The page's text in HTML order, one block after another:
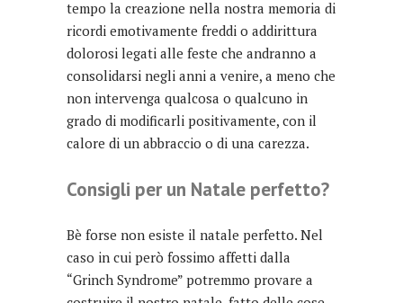
tempo la creazione nella nostra memoria di
ricordi emotivamente freddi o addirittura
dolorosi legati alle feste che andranno a
consolidarsi negli anni a venire, a meno che
non intervenga qualcosa o qualcuno in
grado di modificarli positivamente, con il
calore di un abbraccio o di una carezza.
Consigli per un Natale perfetto?
Bè forse non esiste il natale perfetto. Nel
caso in cui però fossimo affetti dalla
“Grinch Syndrome” potremmo provare a